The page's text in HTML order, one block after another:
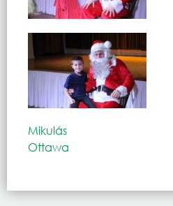
Mikulás
Ottawa